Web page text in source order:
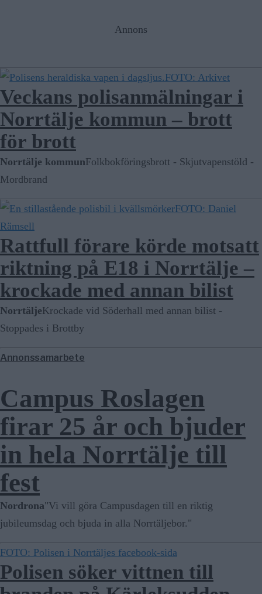
Annons
FOTO: Arkivet
Veckans polisanmälningar i
Norrtälje kommun – brott
för brott
Norrtälje kommunFolkbokföringsbrott - Skjutvapenstöld -
Mordbrand
FOTO: Daniel
Rämsell
Rattfull förare körde motsatt
riktning på E18 i Norrtälje –
krockade med annan bilist
NorrtäljeKrockade vid Söderhall med annan bilist -
Stoppades i Brottby
Annonssamarbete
Campus Roslagen
firar 25 år och bjuder
in hela Norrtälje till
fest
Nordrona"Vi vill göra Campusdagen till en riktig
jubileumsdag och bjuda in alla Norrtäljebor."
FOTO: Polisen i Norrtäljes facebook-sida
Polisen söker vittnen till